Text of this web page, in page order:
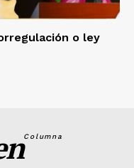
o ley
Columna